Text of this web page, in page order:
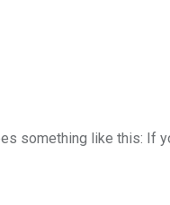
something like this: If